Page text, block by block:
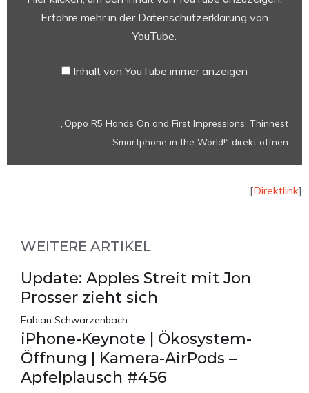
anzeigen
Erfahre mehr in der Datenschutzerklärung von
YouTube.
Inhalt von YouTube immer anzeigen
„Oppo R5 Hands On and First Impressions: Thinnest
Smartphone in the World!“ direkt öffnen
[Direktlink]
WEITERE ARTIKEL
Update: Apples Streit mit Jon
Prosser zieht sich
Fabian Schwarzenbach
iPhone-Keynote | Ökosystem-
Öffnung | Kamera-AirPods –
Apfelplausch #456